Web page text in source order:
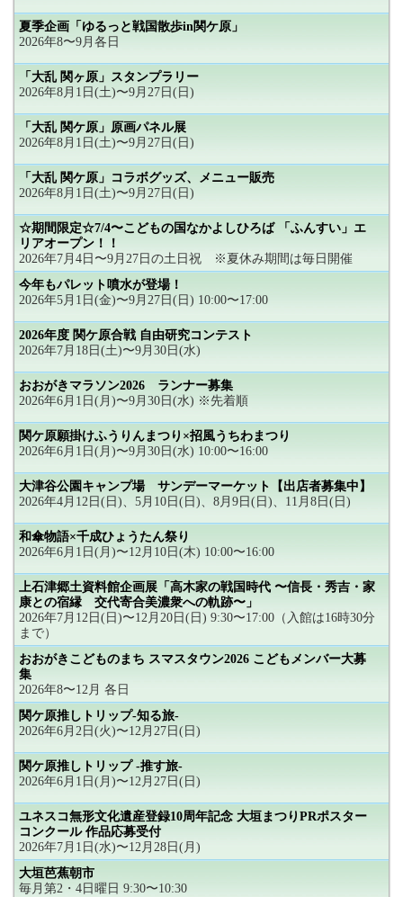
夏季企画「ゆるっと戦国散歩in関ケ原」
2026年8〜9月各日
「大乱 関ヶ原」スタンプラリー
2026年8月1日(土)〜9月27日(日)
「大乱 関ケ原」原画パネル展
2026年8月1日(土)〜9月27日(日)
「大乱 関ケ原」コラボグッズ、メニュー販売
2026年8月1日(土)〜9月27日(日)
☆期間限定☆7/4〜こどもの国なかよしひろば 「ふんすい」エ
リアオープン！！
2026年7月4日〜9月27日の土日祝 ※夏休み期間は毎日開催
今年もパレット噴水が登場！
2026年5月1日(金)〜9月27日(日) 10:00〜17:00
2026年度 関ケ原合戦 自由研究コンテスト
2026年7月18日(土)〜9月30日(水)
おおがきマラソン2026 ランナー募集
2026年6月1日(月)〜9月30日(水) ※先着順
関ケ原願掛けふうりんまつり×招風うちわまつり
2026年6月1日(月)〜9月30日(水) 10:00〜16:00
大津谷公園キャンプ場 サンデーマーケット【出店者募集中】
2026年4月12日(日)、5月10日(日)、8月9日(日)、11月8日(日)
和傘物語×千成ひょうたん祭り
2026年6月1日(月)〜12月10日(木) 10:00〜16:00
上石津郷土資料館企画展「高木家の戦国時代 〜信長・秀吉・家
康との宿縁 交代寄合美濃衆への軌跡〜」
2026年7月12日(日)〜12月20日(日) 9:30〜17:00（入館は16時30分
まで）
おおがきこどものまち スマスタウン2026 こどもメンバー大募
集
2026年8〜12月 各日
関ケ原推しトリップ-知る旅-
2026年6月2日(火)〜12月27日(日)
関ケ原推しトリップ -推す旅-
2026年6月1日(月)〜12月27日(日)
ユネスコ無形文化遺産登録10周年記念 大垣まつりPRポスター
コンクール 作品応募受付
2026年7月1日(水)〜12月28日(月)
大垣芭蕉朝市
毎月第2・4日曜日 9:30〜10:30